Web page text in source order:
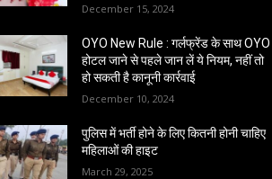
December 15, 2024
OYO New Rule : गर्लफ्रेंड के साथ OYO
होटल जाने से पहले जान लें ये नियम, नहीं तो
हो सकती है कानूनी कार्रवाई
December 10, 2024
पुलिस में भर्ती होने के लिए कितनी होनी चाहिए
महिलाओं की हाइट
March 29, 2025